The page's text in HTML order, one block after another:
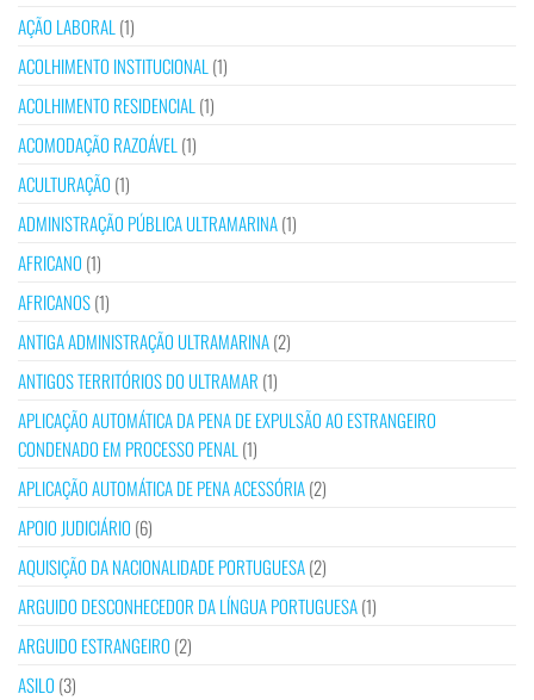
AÇÃO LABORAL(1)
ACOLHIMENTO INSTITUCIONAL(1)
ACOLHIMENTO RESIDENCIAL(1)
ACOMODAÇÃO RAZOÁVEL(1)
ACULTURAÇÃO (1)
ADMINISTRAÇÃO PÚBLICA ULTRAMARINA(1)
AFRICANO (1)
AFRICANOS(1)
ANTIGA ADMINISTRAÇÃO ULTRAMARINA(2)
ANTIGOS TERRITÓRIOS DO ULTRAMAR (1)
APLICAÇÃO AUTOMÁTICA DA PENA DE EXPULSÃO AO ESTRANGEIRO
CONDENADO EM PROCESSO PENAL(1)
APLICAÇÃO AUTOMÁTICA DE PENA ACESSÓRIA(2)
APOIO JUDICIÁRIO (6)
AQUISIÇÃO DA NACIONALIDADE PORTUGUESA(2)
ARGUIDO DESCONHECEDOR DA LÍNGUA PORTUGUESA(1)
ARGUIDO ESTRANGEIRO (2)
ASILO (3)